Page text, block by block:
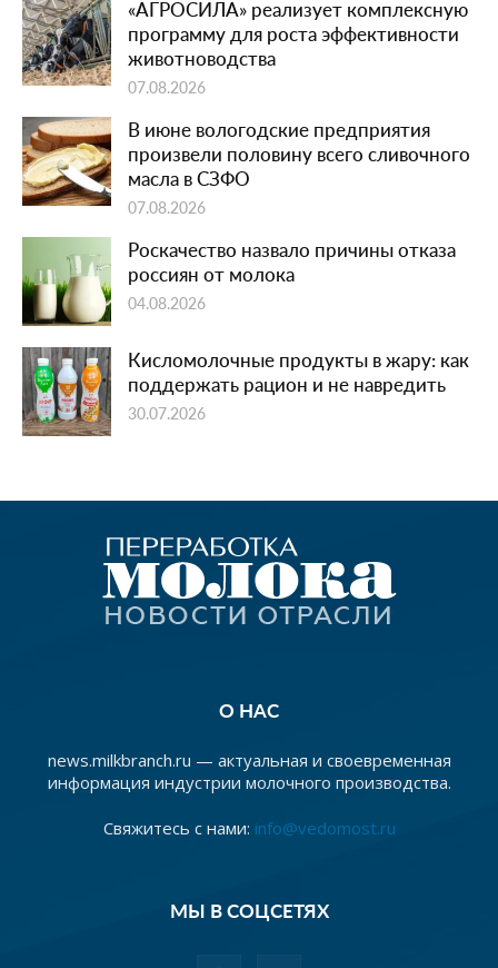
«АГРОСИЛА» реализует комплексную
программу для роста эффективности
животноводства
07.08.2026
В июне вологодские предприятия
произвели половину всего сливочного
масла в СЗФО
07.08.2026
Роскачество назвало причины отказа
россиян от молока
04.08.2026
Кисломолочные продукты в жару: как
поддержать рацион и не навредить
30.07.2026
О НАС
news.milkbranch.ru — актуальная и своевременная
информация индустрии молочного производства.
Свяжитесь с нами: info@vedomost.ru
МЫ В СОЦСЕТЯХ